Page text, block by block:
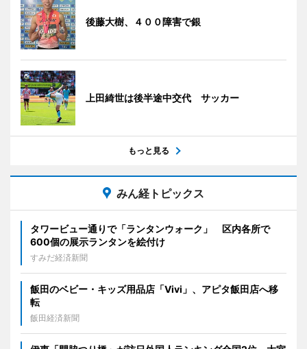
後藤大樹、４００障害で銀
上田綺世は後半途中交代 サッカー
もっと見る
みん経トピックス
タワービュー通りで「ランタンウォーク」 区内各所で
600個の展示ランタンを絵付け
すみだ経済新聞
飯田のベビー・キッズ用品店「Vivi」、アピタ飯田店へ移
転
飯田経済新聞